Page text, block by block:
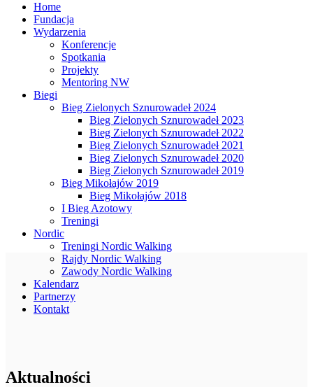
Home
Fundacja
Wydarzenia
Konferencje
Spotkania
Projekty
Mentoring NW
Biegi
Bieg Zielonych Sznurowadeł 2024
Bieg Zielonych Sznurowadeł 2023
Bieg Zielonych Sznurowadeł 2022
Bieg Zielonych Sznurowadeł 2021
Bieg Zielonych Sznurowadeł 2020
Bieg Zielonych Sznurowadeł 2019
Bieg Mikołajów 2019
Bieg Mikołajów 2018
I Bieg Azotowy
Treningi
Nordic
Treningi Nordic Walking
Rajdy Nordic Walking
Zawody Nordic Walking
Kalendarz
Partnerzy
Kontakt
Aktualności